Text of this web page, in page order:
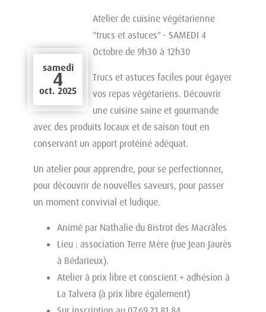
samedi
4
oct. 2025
Atelier de cuisine végétarienne
"trucs et astuces" - SAMEDI 4
Octobre de 9h30 à 12h30
Trucs et astuces faciles pour égayer
vos repas végétariens. Découvrir
une cuisine saine et gourmande
avec des produits locaux et de saison tout en
conservant un apport protéiné adéquat.
Un atelier pour apprendre, pour se perfectionner,
pour découvrir de nouvelles saveurs, pour passer
un moment convivial et ludique.
Animé par Nathalie du Bistrot des Macrâles
Lieu : association Terre Mère (rue Jean Jaurès
à Bédarieux).
Atelier à prix libre et conscient + adhésion à
La Talvera (à prix libre également)